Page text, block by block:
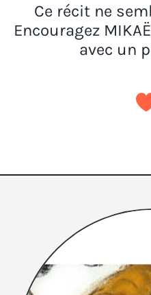
Ce récit ne
Encouragez
avec un